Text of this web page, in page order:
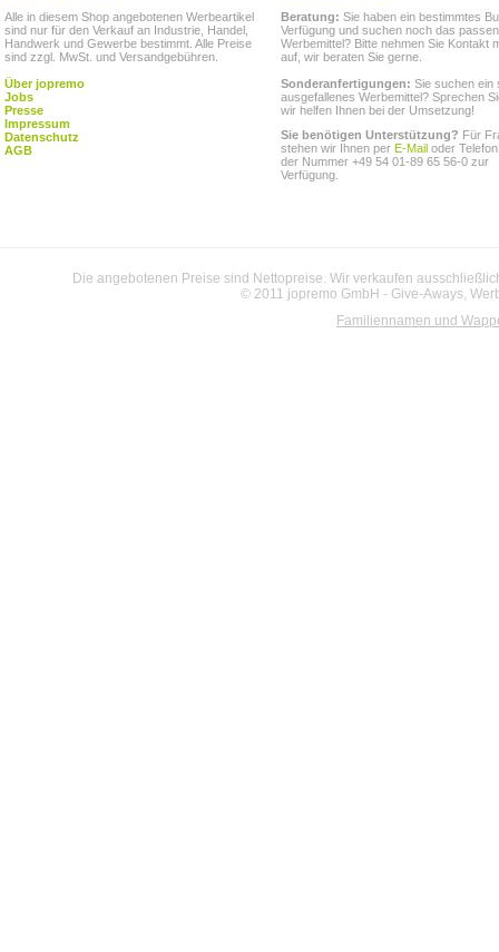
Alle in diesem Shop angebotenen Werbeartikel
sind nur für den Verkauf an Industrie, Handel,
Handwerk und Gewerbe bestimmt. Alle Preise
sind zzgl. MwSt. und Versandgebühren.
Über jopremo
Jobs
Presse
Impressum
Datenschutz
AGB
Beratung: Sie haben ein bestimmtes
Verfügung und suchen noch das
Werbemittel? Bitte nehmen Sie Kontakt
auf, wir beraten Sie gerne.
Sonderanfertigungen: Sie suchen ein
ausgefallenes Werbemittel? Sprechen
wir helfen Ihnen bei der Umsetzung!
Sie benötigen Unterstützung? Für
stehen wir Ihnen per E-Mail oder
der Nummer +49 54 01-89 65 56-0 zur
Verfügung.
Die angebotenen Preise sind Nettopreise. Wir verkaufen
© 2011 jopremo GmbH - Give-Aways,
Familiennamen und